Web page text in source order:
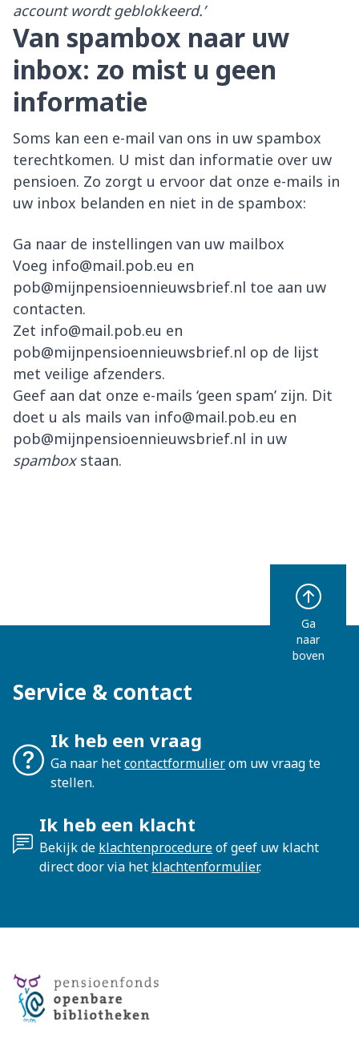
account wordt geblokkeerd.’
Van spambox naar uw
inbox: zo mist u geen
informatie
Soms kan een e-mail van ons in uw spambox
terechtkomen. U mist dan informatie over uw
pensioen. Zo zorgt u ervoor dat onze e-mails in
uw inbox belanden en niet in de spambox:
Ga naar de instellingen van uw mailbox
Voeg info@mail.pob.eu en
pob@mijnpensioennieuwsbrief.nl toe aan uw
contacten.
Zet info@mail.pob.eu en
pob@mijnpensioennieuwsbrief.nl op de lijst
met veilige afzenders.
Geef aan dat onze e-mails ‘geen spam’ zijn. Dit
doet u als mails van info@mail.pob.eu en
pob@mijnpensioennieuwsbrief.nl in uw
spamboxstaan.
Ga
naar
boven
Service & contact
Ik heb een vraag
Ga naar hetcontactformulierom uw vraag te
stellen.
Ik heb een klacht
Bekijk de klachtenprocedureof geef uw klacht
direct door via het klachtenformulier.